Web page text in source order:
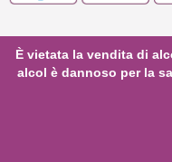
È vietata la vendita di
alcol è dannoso per la